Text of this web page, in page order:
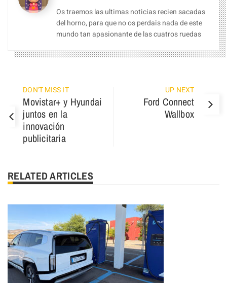
Os traemos las ultimas noticias recien sacadas
del horno, para que no os perdais nada de este
mundo tan apasionante de las cuatros ruedas
DON'T MISS IT
Movistar+ y Hyundai
juntos en la
innovación
publicitaria
UP NEXT
Ford Connect
Wallbox
RELATED ARTICLES